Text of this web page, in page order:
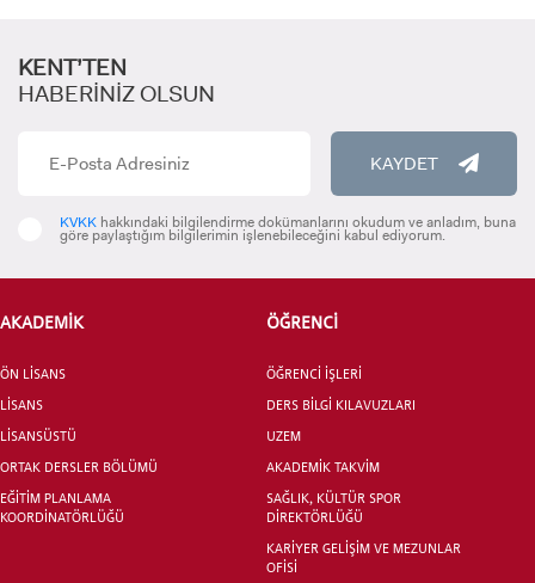
ADAY ÖĞRENCİ
STUDENT
ADAYLARI
KENT’TEN
HABERİNİZ OLSUN
KAYDET
KVKK hakkındaki bilgilendirme dokümanlarını okudum ve anladım, buna
göre paylaştığım bilgilerimin işlenebileceğini kabul ediyorum.
AKADEMİK
ÖN LİSANS
LİSANS
LİSANSÜSTÜ
ORTAK DERSLER BÖLÜMÜ
EĞİTİM PLANLAMA
KOORDİNATÖRLÜĞÜ
ÖĞRENCİ
ÖĞRENCİ İŞLERİ
DERS BİLGİ KILAVUZLARI
UZEM
AKADEMİK TAKVİM
SAĞLIK, KÜLTÜR SPOR
DİREKTÖRLÜĞÜ
KARİYER GELİŞİM VE MEZUNLAR
OFİSİ